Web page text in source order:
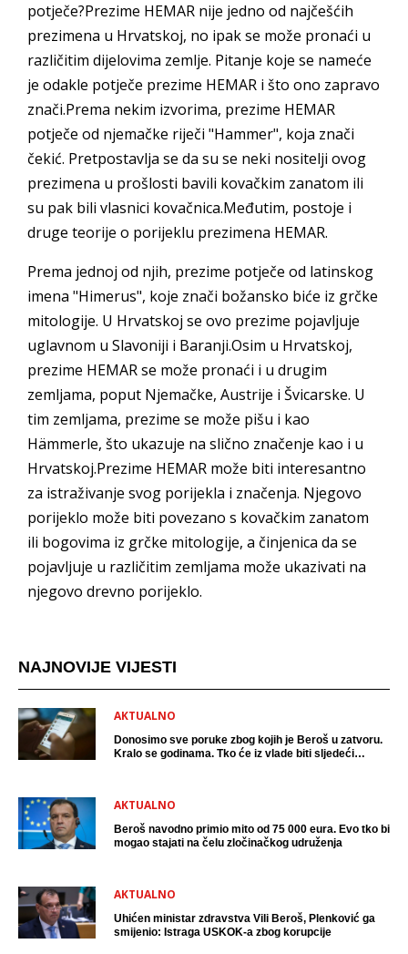
potječe?Prezime HEMAR nije jedno od najčešćih
prezimena u Hrvatskoj, no ipak se može pronaći u
različitim dijelovima zemlje. Pitanje koje se nameće
je odakle potječe prezime HEMAR i što ono zapravo
znači.Prema nekim izvorima, prezime HEMAR
potječe od njemačke riječi "Hammer", koja znači
čekić. Pretpostavlja se da su se neki nositelji ovog
prezimena u prošlosti bavili kovačkim zanatom ili
su pak bili vlasnici kovačnica.Međutim, postoje i
druge teorije o porijeklu prezimena HEMAR.
Prema jednoj od njih, prezime potječe od latinskog
imena "Himerus", koje znači božansko biće iz grčke
mitologije. U Hrvatskoj se ovo prezime pojavljuje
uglavnom u Slavoniji i Baranji.Osim u Hrvatskoj,
prezime HEMAR se može pronaći i u drugim
zemljama, poput Njemačke, Austrije i Švicarske. U
tim zemljama, prezime se može pišu i kao
Hämmerle, što ukazuje na slično značenje kao i u
Hrvatskoj.Prezime HEMAR može biti interesantno
za istraživanje svog porijekla i značenja. Njegovo
porijeklo može biti povezano s kovačkim zanatom
ili bogovima iz grčke mitologije, a činjenica da se
pojavljuje u različitim zemljama može ukazivati na
njegovo drevno porijeklo.
NAJNOVIJE VIJESTI
AKTUALNO
Donosimo sve poruke zbog kojih je Beroš u zatvoru.
Kralo se godinama. Tko će iz vlade biti sljedeći
AKTUALNO
Beroš navodno primio mito od 75 000 eura. Evo tko bi
mogao stajati na čelu zločinačkog udruženja
AKTUALNO
Uhićen ministar zdravstva Vili Beroš, Plenković ga
smijenio: Istraga USKOK-a zbog korupcije